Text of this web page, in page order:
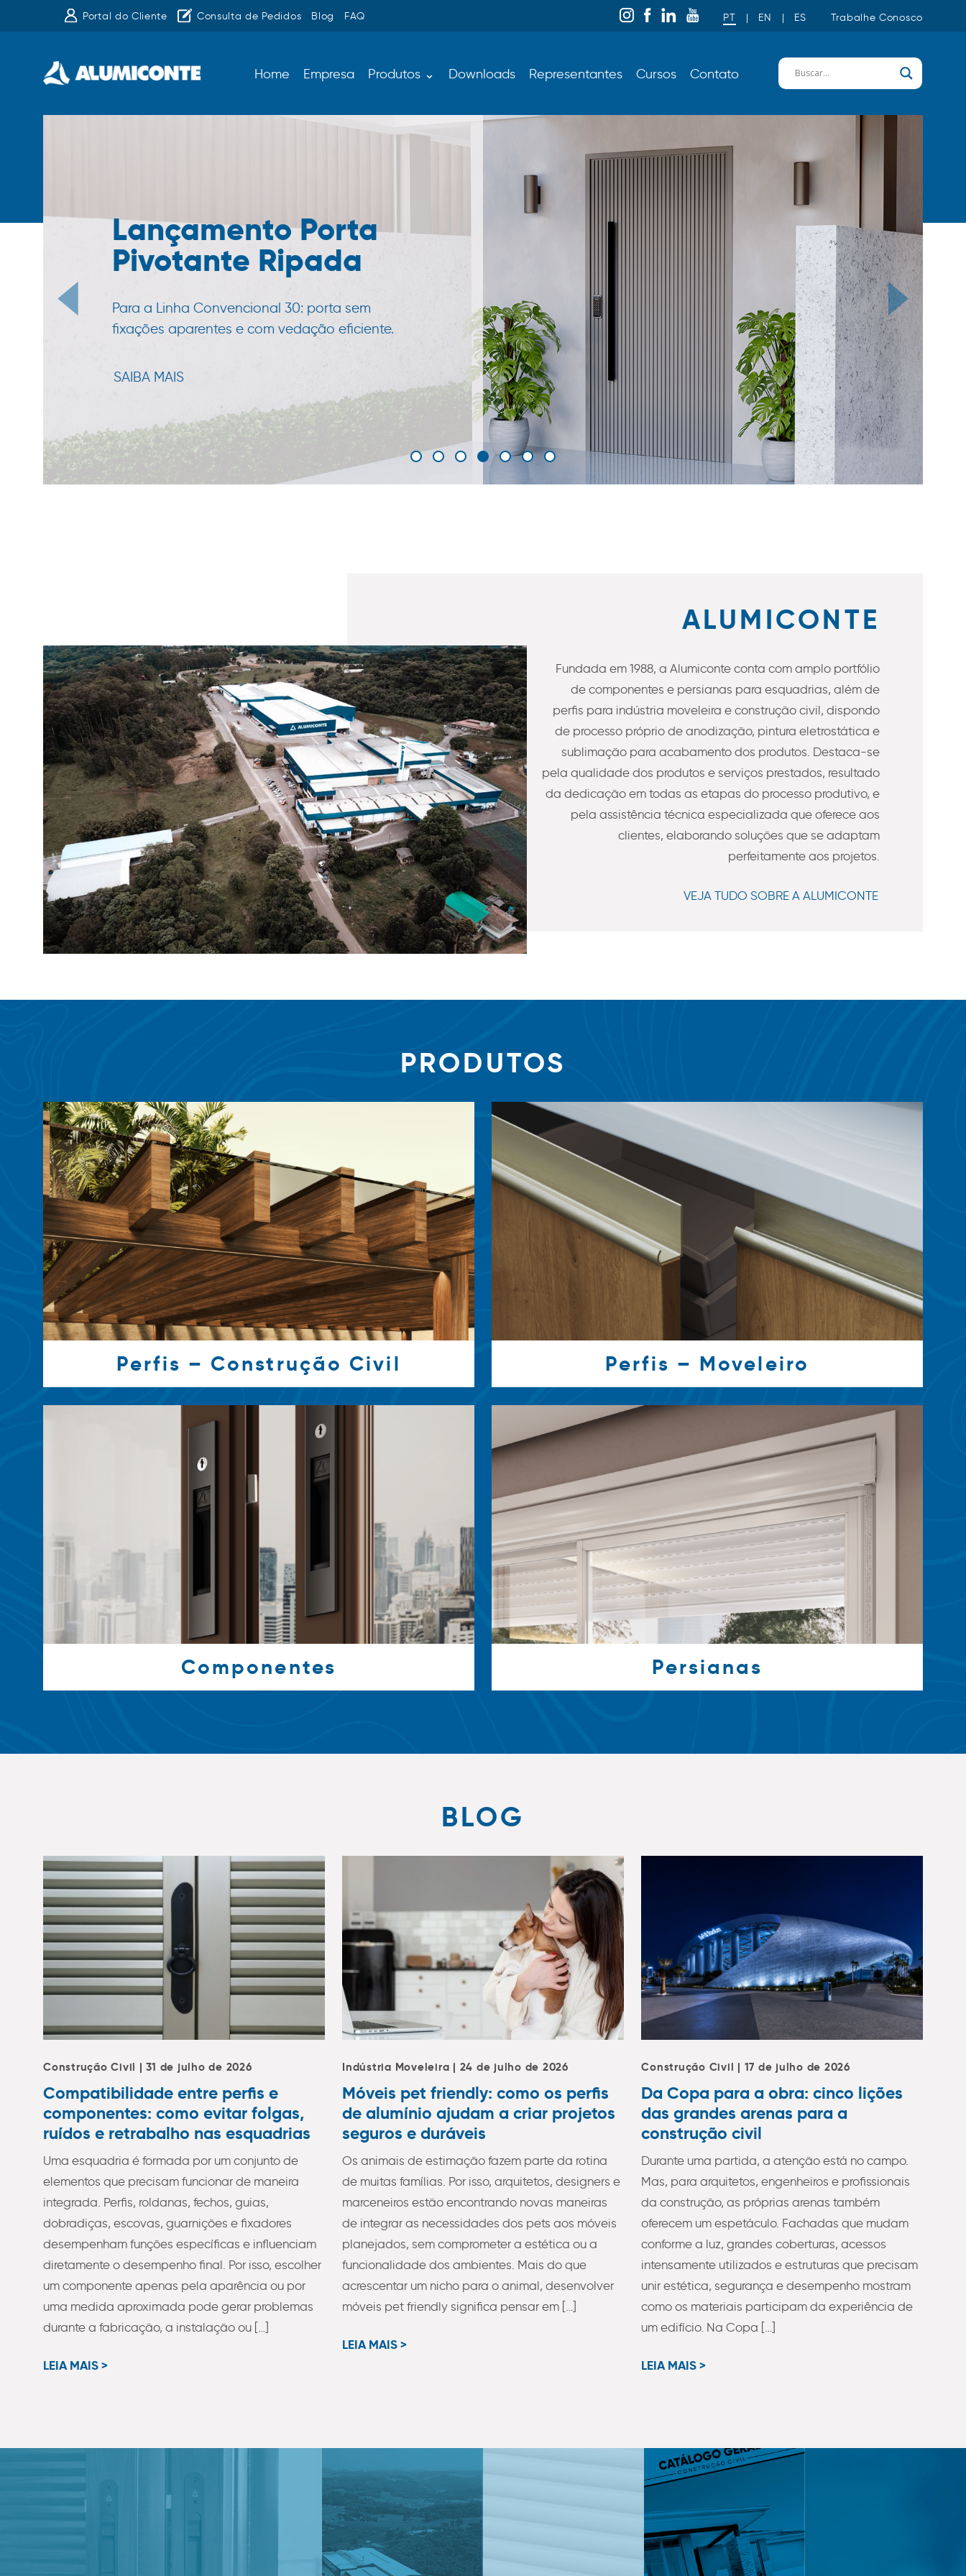
Portal do Cliente Consulta de Pedidos Blog FAQ PT | EN | ES Trabalhe Conosco
Home Empresa Produtos ⌄ Downloads Representantes Cursos Contato
Lançamento Porta
Pivotante Ripada
Para a Linha Convencional 30: porta sem
fixações aparentes e com vedação eficiente.
SAIBA MAIS
ALUMICONTE
Fundada em 1988, a Alumiconte conta com amplo portfólio
de componentes e persianas para esquadrias, além de
perfis para indústria moveleira e construção civil, dispondo
de processo próprio de anodização, pintura eletrostática e
sublimação para acabamento dos produtos. Destaca-se
pela qualidade dos produtos e serviços prestados, resultado
da dedicação em todas as etapas do processo produtivo, e
pela assistência técnica especializada que oferece aos
clientes, elaborando soluções que se adaptam
perfeitamente aos projetos.
VEJA TUDO SOBRE A ALUMICONTE
PRODUTOS
Perfis – Construção Civil Perfis – Moveleiro
Componentes Persianas
BLOG
Construção Civil | 31 de julho de 2026
Compatibilidade entre perfis e
componentes: como evitar folgas,
ruídos e retrabalho nas esquadrias
Uma esquadria é formada por um conjunto de
elementos que precisam funcionar de maneira
integrada. Perfis, roldanas, fechos, guias,
dobradiças, escovas, guarnições e fixadores
desempenham funções específicas e influenciam
diretamente o desempenho final. Por isso, escolher
um componente apenas pela aparência ou por
uma medida aproximada pode gerar problemas
durante a fabricação, a instalação ou […]
LEIA MAIS >
Indústria Moveleira | 24 de julho de 2026
Móveis pet friendly: como os perfis
de alumínio ajudam a criar projetos
seguros e duráveis
Os animais de estimação fazem parte da rotina
de muitas famílias. Por isso, arquitetos, designers e
marceneiros estão encontrando novas maneiras
de integrar as necessidades dos pets aos móveis
planejados, sem comprometer a estética ou a
funcionalidade dos ambientes. Mais do que
acrescentar um nicho para o animal, desenvolver
móveis pet friendly significa pensar em […]
LEIA MAIS >
Construção Civil | 17 de julho de 2026
Da Copa para a obra: cinco lições
das grandes arenas para a
construção civil
Durante uma partida, a atenção está no campo.
Mas, para arquitetos, engenheiros e profissionais
da construção, as próprias arenas também
oferecem um espetáculo. Fachadas que mudam
conforme a luz, grandes coberturas, acessos
intensamente utilizados e estruturas que precisam
unir estética, segurança e desempenho mostram
como os materiais participam da experiência de
um edifício. Na Copa […]
LEIA MAIS >